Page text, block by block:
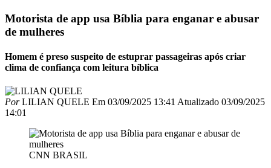
Motorista de app usa Bíblia para enganar e abusar
de mulheres
Homem é preso suspeito de estuprar passageiras após criar
clima de confiança com leitura bíblica
PorLILIAN QUELE Em 03/09/2025 13:41 Atualizado 03/09/2025
14:01
CNN BRASIL